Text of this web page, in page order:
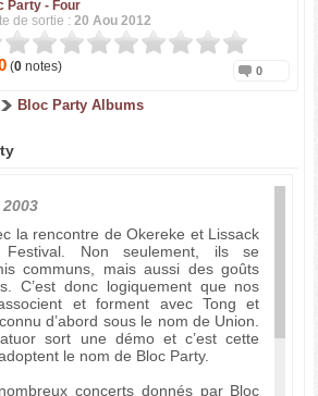
Party - Four
de sortie :20 Aou 2012
(0 notes) 0
Bloc Party Albums
la rencontre de Okereke et Lissack
Non seulement, ils se
communs, mais aussi des goûts
C’est donc logiquement que nos
et forment avec Tong et
d’abord sous le nom de Union.
sort une démo et c’est cette
le nom de Bloc Party.
concerts donnés par Bloc